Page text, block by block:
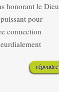
honorant le Dieu
pour
connection
répondre